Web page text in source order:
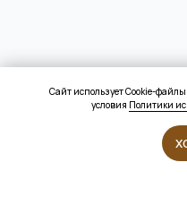
Сайт использует Cookie-
условия Политики